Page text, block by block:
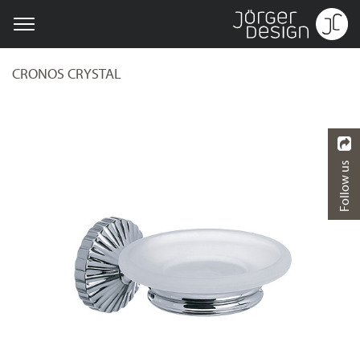
CRONOS CRYSTAL
Follow us